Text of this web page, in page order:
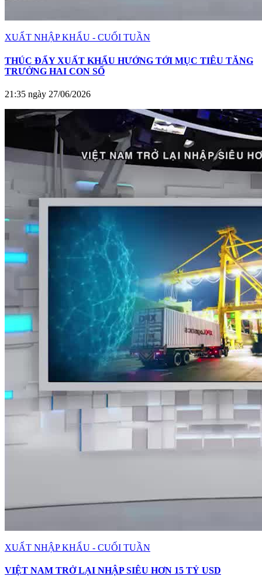
XUẤT NHẬP KHẨU - CUỐI TUẦN
THÚC ĐẨY XUẤT KHẨU HƯỚNG TỚI MỤC TIÊU TĂNG
TRƯỞNG HAI CON SỐ
21:35 ngày 27/06/2026
XUẤT NHẬP KHẨU - CUỐI TUẦN
VIỆT NAM TRỞ LẠI NHẬP SIÊU HƠN 15 TỶ USD